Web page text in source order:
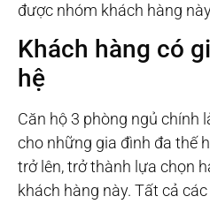
được nhóm khách hàng
Khách hàng có
hệ
Căn hộ 3 phòng ngủ chính
cho những gia đình đa thế
trở lên, trở thành lựa chọn
khách hàng này. Tất cả